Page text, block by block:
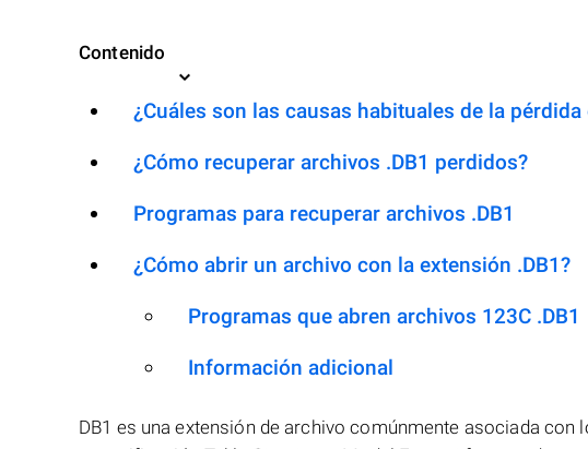
Contenido
¿Cuáles son las causas habituales de la
¿Cómo recuperar archivos .DB1 perdidos?
Programas para recuperar archivos .DB1
¿Cómo abrir un archivo con la extensión .DB1?
Programas que abren archivos 123C .DB1
Información adicional
DB1 es una extensión de archivo comúnmente asociada